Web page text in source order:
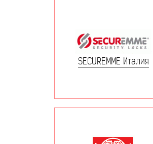
SECUREMME Италия